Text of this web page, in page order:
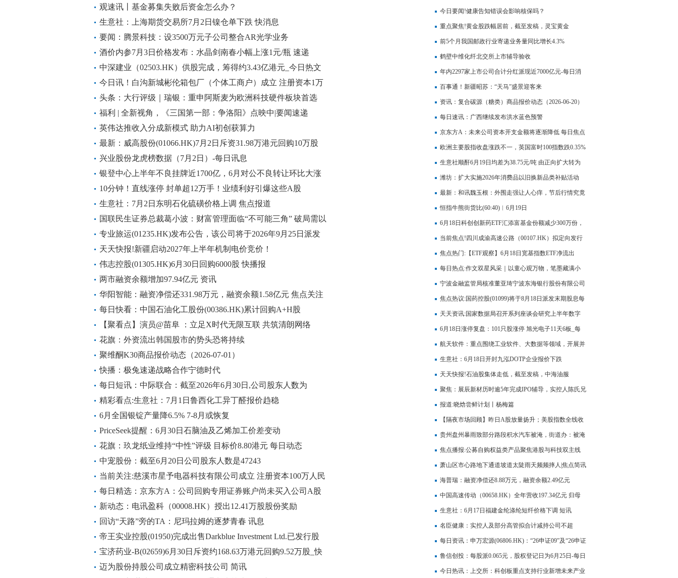
20,998.00户
观速讯丨基金募集失败后资金怎么办？
生意社：上海期货交易所7月2日镍仓单下跌 快消息
要闻：腾景科技：设3500万元子公司整合AR光学业务
酒价内参7月3日价格发布：水晶剑南春小幅上涨1元/瓶 速递
中深建业（02503.HK）供股完成，筹得约3.43亿港元_今日热文
今日讯！白沟新城彬伦箱包厂（个体工商户）成立 注册资本1万
人民币
头条：大行评级｜瑞银：重申阿斯麦为欧洲科技硬件板块首选
股，目标价2100欧元
福利 | 全新视角，《三国第一部：争洛阳》点映中|要闻速递
英伟达推收入分成新模式 助力AI初创获算力
最新：威高股份(01066.HK)7月2日斥资31.98万港元回购10万股
兴业股份龙虎榜数据（7月2日）-每日讯息
银登中心上半年不良挂牌近1700亿，6月对公不良转让环比大涨
349%_独家焦点
10分钟！直线涨停 封单超12万手！业绩利好引爆这些A股
生意社：7月2日东明石化硫磺价格上调 焦点报道
国联民生证券总裁葛小波：财富管理面临“不可能三角” 破局需以
资产配置为核心 前沿资讯
专业旅运(01235.HK)发布公告，该公司将于2026年9月25日派发
末期股息每股0.01港元
天天快报!新疆启动2027年上半年机制电价竞价！
伟志控股(01305.HK)6月30日回购6000股 快播报
两市融资余额增加97.94亿元 资讯
华阳智能：融资净偿还331.98万元，融资余额1.58亿元 焦点关注
每日快看：中国石油化工股份(00386.HK)累计回购A+H股
8294.92万股
【聚看点】演员@苗阜 ：立足X时代无限互联 共筑清朗网络
花旗：外资流出韩国股市的势头恐将持续
聚维酮K30商品报价动态（2026-07-01）
快播：极兔速递战略合作宁德时代
每日短讯：中际联合：截至2026年6月30日,公司股东人数为
21,737人
精彩看点:生意社：7月1日鲁西化工异丁醛报价趋稳
6月全国银锭产量降6.5% 7-8月或恢复
PriceSeek提醒：6月30日石脑油及乙烯加工价差变动
花旗：玖龙纸业维持“中性”评级 目标价8.80港元 每日动态
中宠股份：截至6月20日公司股东人数是47243
当前关注:慈溪市星予电器科技有限公司成立 注册资本100万人民
币
每日精选：京东方A：公司回购专用证券账户尚未买入公司A股
股票
新动态：电讯盈科（00008.HK）授出12.41万股股份奖励
回访“天路”旁的TA：尼玛拉姆的逐梦青春 讯息
帝王实业控股(01950)完成出售Darkblue Investment Ltd.已发行股
本的24% 观察
宝济药业-B(02659)6月30日斥资约168.63万港元回购9.52万股_快
播报
迈为股份持股公司成立精密科技公司 简讯
焦点速讯
今日要闻!健康告知错误会影响核保吗？
重点聚焦!黄金股跌幅居前，截至发稿，灵宝黄金
(03330.HK)跌7.03%，报13.76港元
前5个月我国邮政行业寄递业务量同比增长4.3%
鹤壁中维化纤北交所上市辅导验收
年内2297家上市公司合计分红派现近7000亿元-每日消
息
百事通！新疆昭苏：“天马”盛景迎客来
资讯：复合碳源（糖类）商品报价动态（2026-06-20）
每日速讯：广西继续发布洪水蓝色预警
京东方A：未来公司资本开支金额将逐渐降低 每日焦点
欧洲主要股指收盘涨跌不一，英国富时100指数跌0.35%
每日热文
生意社顺酐6月19日均差为38.75元/吨 由正向扩大转为
缩小-每日头条
潍坊：扩大实施2026年消费品以旧换新品类补贴活动
最新：和讯魏玉根：外围走强让人心痒，节后行情究竟
怎么走？
恒指牛熊街货比(60:40)︱6月19日
6月18日科创创新药ETF汇添富基金份额减少300万份，
重仓股百济神州、艾力斯、百利天恒_快看
当前焦点!四川成渝高速公路（00107.HK）拟定向发行
A股募资31.80亿元
焦点热门:【ETF观察】6月18日宽基指数ETF净流出
104.83亿元
每日热点:作文双星风采｜以童心观万物，笔墨藏满小
动物情缘
宁波金融监管局核准董亚琦宁波东海银行股份有限公司
董事任职资格|快看点
焦点热议:国药控股(01099)将于8月18日派发末期股息每
股0.69元
天天资讯:国家数据局召开系列座谈会研究上半年数字
经济形势
6月18日涨停复盘：101只股涨停 旭光电子11天6板_每
日热点
航天软件：重点围绕工业软件、大数据等领域，开展并
购重组研究
生意社：6月18日开封九泓DOTP企业报价下跌
天天快报!石油股集体走低，截至发稿，中海油服
(02883.HK)跌3.62%，报6.92港元
聚焦：展辰新材历时逾5年完成IPO辅导，实控人陈氏兄
弟控制91%表决权
报道:晓焓尝鲜计划丨杨梅篇
【隔夜市场回顾】昨日A股放量扬升；美股指数全线收
跌
贵州盘州暴雨致部分路段积水汽车被淹，街道办：被淹
车辆已拖离，人员已疏散转移 今日热闻
焦点播报:公募自购权益类产品聚焦港股与科技双主线
萧山区市心路地下通道坡道太陡雨天频频摔人|焦点简讯
海普瑞：融资净偿还8.88万元，融资余额2.49亿元
中国高速传动（00658.HK）全年营收197.34亿元 归母
净利2.11亿元扭亏
生意社：6月17日福建金纶涤纶短纤价格下调 短讯
名臣健康：实控人及部分高管拟合计减持公司不超
3.24%股份
每日资讯：申万宏源(06806.HK)：“26申证09”及“26申证
10”6月17日起于深交所上市
鲁信创投：每股派0.065元，股权登记日为6月25日-每日
速读
今日热讯：上交所：科创板重点支持行业新增未来产业